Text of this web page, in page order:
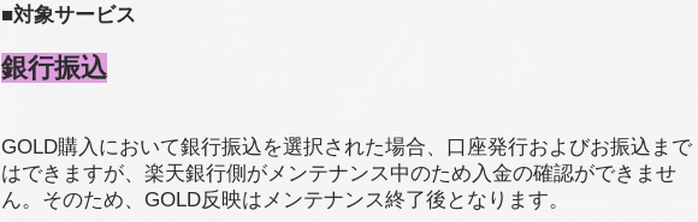
■対象サービス
銀行振込
GOLD購入において銀行振込を選択された場合、口座発行およびお振込まで
はできますが、楽天銀行側がメンテナンス中のため入金の確認ができませ
ん。そのため、GOLD反映はメンテナンス終了後となります。